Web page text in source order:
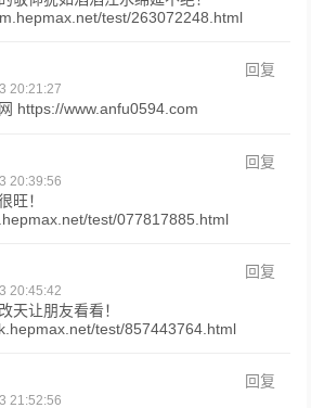
test/263072248.html
回复
20:21:27
https://www.anfu0594.com
回复
20:39:56
旺！
test/077817885.html
回复
20:45:42
天让朋友看看！
test/857443764.html
回复
21:52:56